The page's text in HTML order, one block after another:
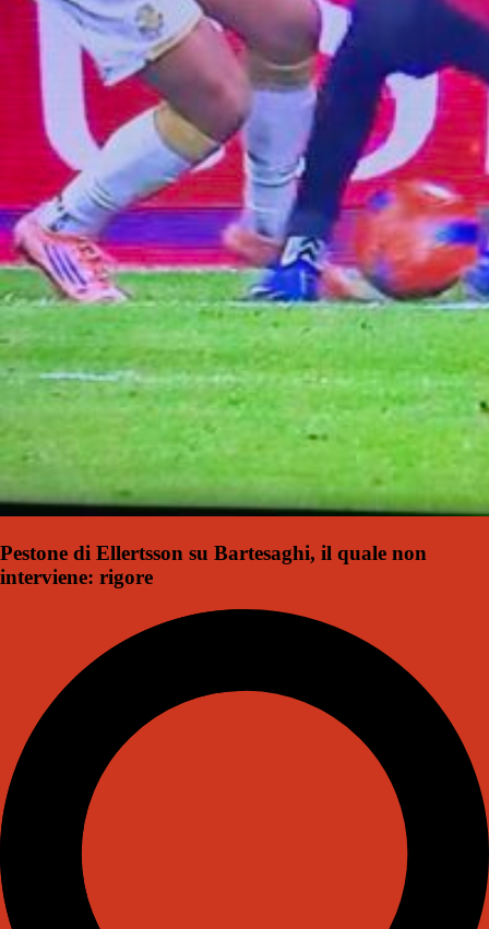
Pestone di Ellertsson su Bartesaghi, il quale non
interviene: rigore